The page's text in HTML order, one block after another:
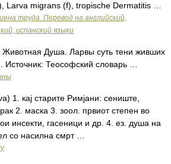
Larva migrans (f), tropische Dermatitis …
труда. Перевод на английский,
испанский языки
Душа. Ларвы суть тени живших
Теософский словарь …
1. кај старите Римјани: сениште,
2. маска 3. зоол. првиот степен во
инсекти, гасеници и др. 4. ез. душа на
со насилна смрт …